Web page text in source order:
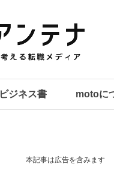
ジネス書 motoに
本記事は広告を含みます